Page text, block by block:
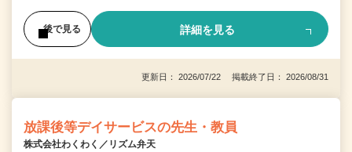
後で見る 詳細を見る
更新日： 2026/07/22 掲載終了日： 2026/08/31
放課後等デイサービスの先生・教員
株式会社わくわく／リズム弁天